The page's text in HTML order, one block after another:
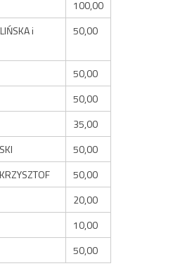
100,00
i
50,00
50,00
50,00
35,00
50,00
50,00
20,00
10,00
50,00